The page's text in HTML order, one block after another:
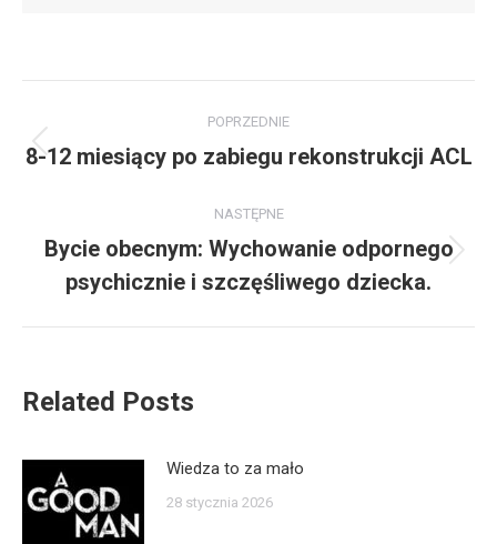
wpisów
POPRZEDNIE
Poprzedni
8-12 miesiący po zabiegu rekonstrukcji ACL
NASTĘPNE
Następny
wpis:
Bycie obecnym: Wychowanie odpornego
psychicznie i szczęśliwego dziecka.
Related Posts
Wiedza to za mało
28 stycznia 2026